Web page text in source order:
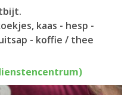
kaas - hesp -
- koffie / thee